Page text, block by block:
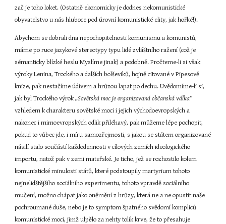
zač je toho loket. (Ostatně ekonomicky je dodnes nekomunistické
obyvatelstvo u nás hluboce pod úrovní komunistické elity, jak hořké!).
Abychom se dobrali dna nepochopitelnosti komunismu a komunistů,
máme po ruce jazykové stereotypy typu lidé zvláštního ražení (což je
sémanticky blízké heslu Myslíme jinak) a podobně. Pročteme-li si však
výroky Lenina, Trockého a dalších bolševiků, hojně citované v Pipesově
knize, pak nestačíme údivem a hrůzou lapat po dechu. Uvědomíme-li si,
jak byl Trockého výrok
vzhledem k charakteru sovětské moci i jejich východoevropských a
nakonec i mimoevropských odlik přiléhavý, pak můžeme lépe pochopit,
pokud to vůbec jde, i míru samozřejmosti, s jakou se státem organizované
násilí stalo součástí každodennosti v cílových zemích ideologického
importu, natož pak v zemi mateřské. Je ticho, jež se rozhostilo kolem
komunistické minulosti států, které podstoupily martyrium tohoto
nejnelidštějšího sociálního experimentu, tohoto vpravdě sociálního
mučení, možno chápat jako oněmění z hrůzy, která ne a ne opustit naše
pochroumané duše, nebo je to symptom špatného svědomí kompliců
komunistické moci, jimž ulpělo za nehty tolik krve, že to přesahuje